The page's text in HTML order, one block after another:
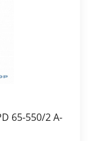
65-550/2 A-